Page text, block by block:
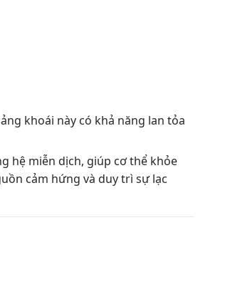
khoái này có khả năng lan tỏa
hệ miễn dịch, giúp cơ thể khỏe
cảm hứng và duy trì sự lạc